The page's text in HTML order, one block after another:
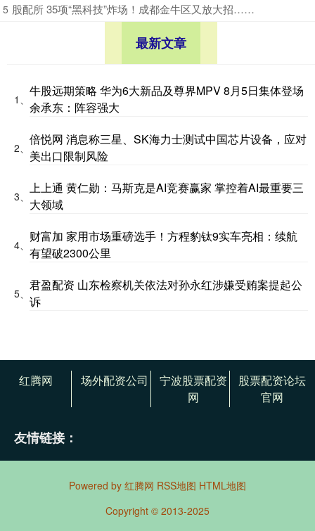
5 ​股配所 35项“黑科技”炸场！成都金牛区又放大招……
最新文章
1、
牛股远期策略 华为6大新品及尊界MPV 8月5日集体登场
余承东：阵容强大
2、
倍悦网 消息称三星、SK海力士测试中国芯片设备，应对
美出口限制风险
3、
上上通 黄仁勋：马斯克是AI竞赛赢家 掌控着AI最重要三
大领域
4、
财富加 家用市场重磅选手！方程豹钛9实车亮相：续航
有望破2300公里
5、
君盈配资 山东检察机关依法对孙永红涉嫌受贿案提起公
诉
红腾网 场外配资公司
宁波股票配资
网
股票配资论坛
官网
友情链接：
Powered by 红腾网 RSS地图 HTML地图
Copyright © 2013-2025